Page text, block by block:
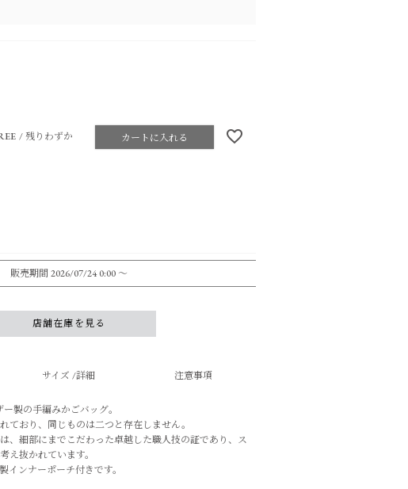
残りわずか カートに入れる
販売期間 2026/07/24 0:00 〜
店舗在庫を見る
サイズ /詳細 注意事項
製の手編みかごバッグ。
ており、同じものは二つと存在しません。
、細部にまでこだわった卓越した職人技の証であり、ス
え抜かれています。
インナーポーチ付きです。